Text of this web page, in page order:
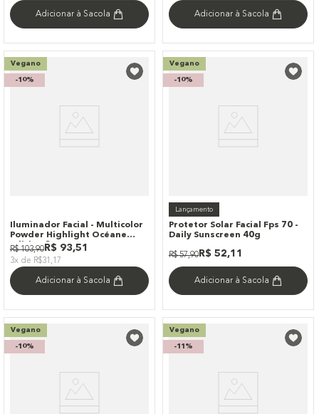
Adicionar à Sacola Adicionar à Sacola
Vegano
-10%
Iluminador Facial - Multicolor
Powder Highlight Océane
Edition 8g
R$ 103,90R$ 93,51
3x de R$31,17
Adicionar à Sacola
Vegano
-10%
Lançamento
Protetor Solar Facial Fps 70 -
Daily Sunscreen 40g
R$ 57,90R$ 52,11
Adicionar à Sacola
Vegano
-10%
Vegano
-11%